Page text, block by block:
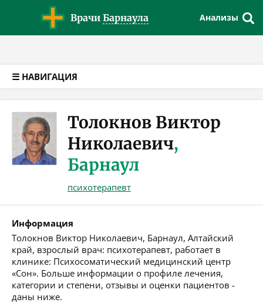
Врачи Барнаула Анализы
☰ НАВИГАЦИЯ
Толокнов Виктор
Николаевич,
Барнаул
психотерапевт
Информация
Толокнов Виктор Николаевич, Барнаул, Алтайский
край, взрослый врач: психотерапевт, работает в
клинике: Психосоматический медицинский центр
«Сон». Больше информации о профиле лечения,
категории и степени, отзывы и оценки пациентов -
даны ниже.